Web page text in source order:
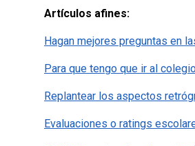
Artículos afines:
Hagan mejores preguntas en
Para que tengo que ir al
Replantear los aspectos
Evaluaciones o ratings